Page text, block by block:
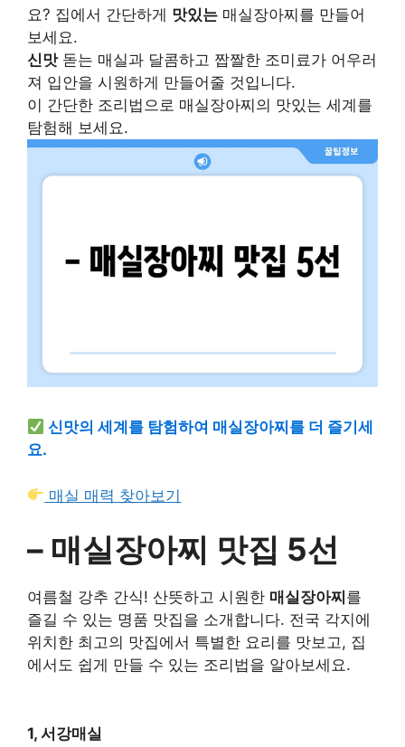
요? 집에서 간단하게 맛있는 매실장아찌를 만들어
보세요.
신맛돋는 매실과 달콤하고 짭짤한 조미료가 어우러
져 입안을 시원하게 만들어줄 것입니다.
이 간단한 조리법으로 매실장아찌의 맛있는 세계를
탐험해 보세요.
신맛의 세계를 탐험하여 매실장아찌를 더 즐기세
요.
매실 매력 찾아보기
– 매실장아찌 맛집 5선
여름철 강추 간식! 산뜻하고 시원한 매실장아찌 를
즐길 수 있는 명품 맛집을 소개합니다. 전국 각지에
위치한 최고의 맛집에서 특별한 요리를 맛보고, 집
에서도 쉽게 만들 수 있는 조리법을 알아보세요.
1, 서강매실